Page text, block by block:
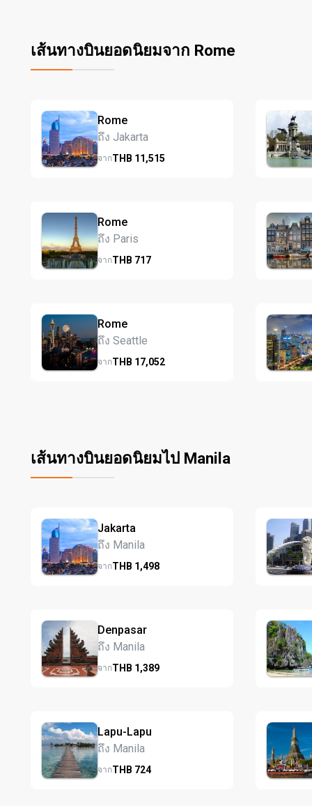
เส้นทางบินยอดนิยมจาก Rome
Rome
ถึง Jakarta
จากTHB 11,515
Rome
ถึง Paris
จากTHB 717
Rome
ถึง Seattle
จากTHB 17,052
เส้นทางบินยอดนิยมไป Manila
Jakarta
ถึง Manila
จากTHB 1,498
Denpasar
ถึง Manila
จากTHB 1,389
Lapu-Lapu
ถึง Manila
จากTHB 724